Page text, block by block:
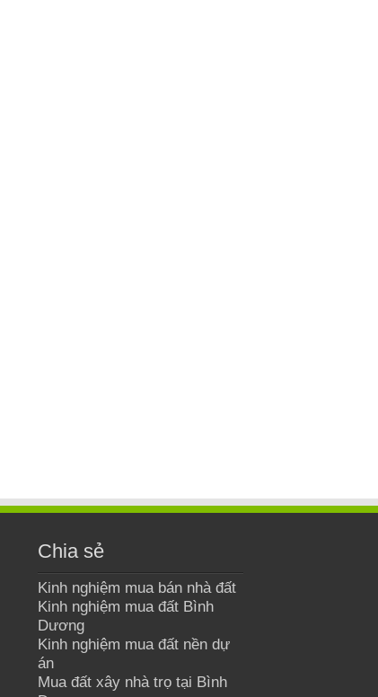
Chia sẻ
Kinh nghiệm mua bán nhà đất
Kinh nghiệm mua đất Bình
Dương
Kinh nghiệm mua đất nền dự
án
Mua đất xây nhà trọ tại Bình